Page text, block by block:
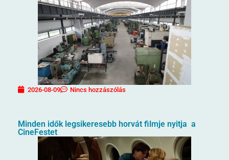
2026-08-09 Nincs hozzászólás
Minden idők legsikeresebb horvát filmje nyitja a
CineFestet